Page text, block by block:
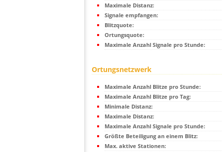
Maximale Distanz:
Signale empfangen:
Blitzquote:
Ortungsquote:
Maximale Anzahl Signale pro Stunde:
Ortungsnetzwerk
Maximale Anzahl Blitze pro Stunde:
Maximale Anzahl Blitze pro Tag:
Minimale Distanz:
Maximale Distanz:
Maximale Anzahl Signale pro Stunde:
Größte Beteiligung an einem Blitz:
Max. aktive Stationen: